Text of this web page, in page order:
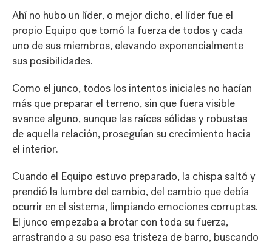
Ahí no hubo un líder, o mejor dicho, el líder fue el
propio Equipo que tomó la fuerza de todos y cada
uno de sus miembros, elevando exponencialmente
sus posibilidades.
Como el junco, todos los intentos iniciales no hacían
más que preparar el terreno, sin que fuera visible
avance alguno, aunque las raíces sólidas y robustas
de aquella relación, proseguían su crecimiento hacia
el interior.
Cuando el Equipo estuvo preparado, la chispa saltó y
prendió la lumbre del cambio, del cambio que debía
ocurrir en el sistema, limpiando emociones corruptas.
El junco empezaba a brotar con toda su fuerza,
arrastrando a su paso esa tristeza de barro, buscando